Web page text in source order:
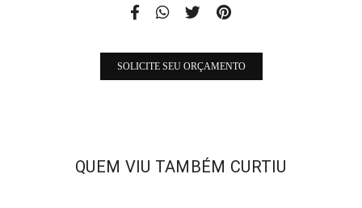
SOLICITE SEU ORÇAMENTO
QUEM VIU TAMBÉM CURTIU